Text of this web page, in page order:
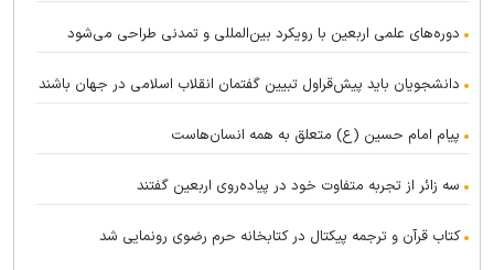
دوره‌های علمی اربعین با رویکرد بین‌المللی و تمدنی طراحی می‌شود
دانشجویان باید پیش‌قراول تبیین گفتمان انقلاب اسلامی در جهان باشند
پیام امام حسین (ع) متعلق به همه انسان‌هاست
سه زائر از تجربه متفاوت خود در پیاده‌روی اربعین گفتند
کتاب قرآن و ترجمه پیکتال در کتابخانه حرم رضوی رونمایی شد